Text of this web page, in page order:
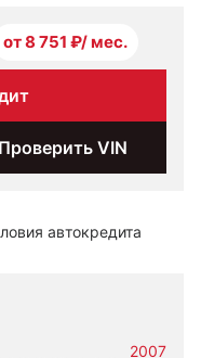
автокредита
2007
от 8 751 ₽/ мес.
Проверить VIN